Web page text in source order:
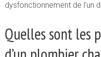
dysfonctionnement de l’un
Quelles sont les